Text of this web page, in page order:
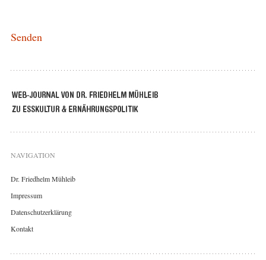
NAVIGATION
Dr. Friedhelm Mühleib
Impressum
Datenschutzerklärung
Kontakt